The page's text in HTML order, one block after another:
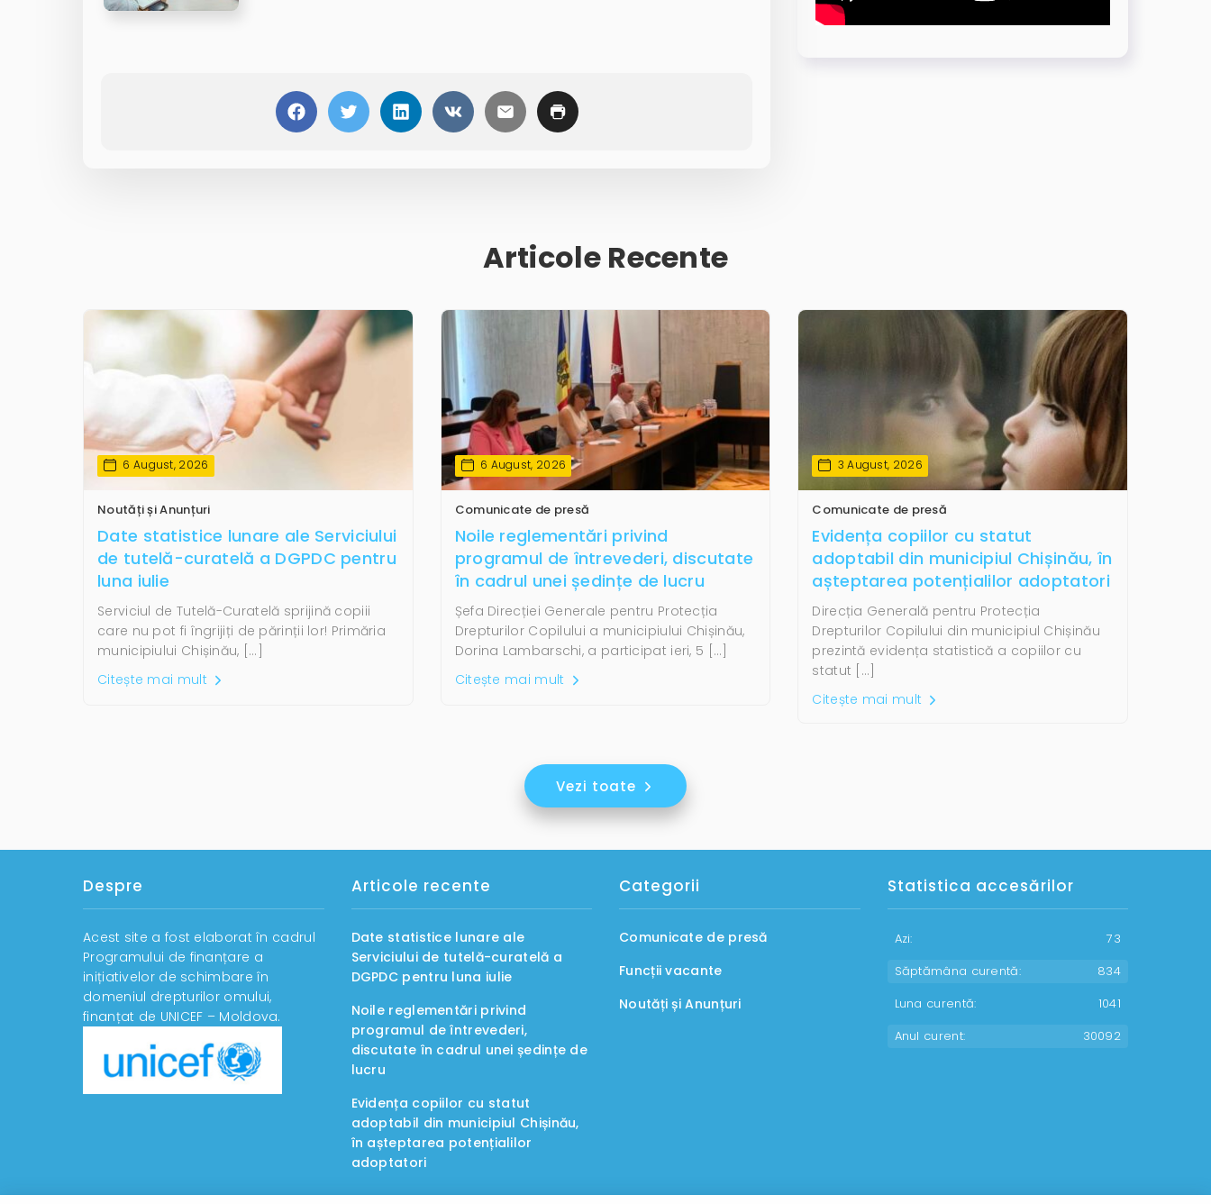
Articole Recente
6 August, 2026
Noutăți și Anunțuri
Date statistice lunare ale Serviciului
de tutelă-curatelă a DGPDC pentru
luna iulie
Serviciul de Tutelă-Curatelă sprijină copiii
care nu pot fi îngrijiți de părinții lor! Primăria
municipiului Chișinău, […]
Citește mai mult
6 August, 2026
Comunicate de presă
Noile reglementări privind
programul de întrevederi, discutate
în cadrul unei ședințe de lucru
Șefa Direcției Generale pentru Protecția
Drepturilor Copilului a municipiului Chișinău,
Dorina Lambarschi, a participat ieri, 5 […]
Citește mai mult
3 August, 2026
Comunicate de presă
Evidența copiilor cu statut
adoptabil din municipiul Chișinău, în
așteptarea potențialilor adoptatori
Direcția Generală pentru Protecția
Drepturilor Copilului din municipiul Chișinău
prezintă evidența statistică a copiilor cu
statut […]
Citește mai mult
Vezi toate
Despre
Acest site a fost elaborat în cadrul
Programului de finanțare a
inițiativelor de schimbare în
domeniul drepturilor omului,
finanțat de UNICEF – Moldova.
Articole recente
Date statistice lunare ale
Serviciului de tutelă-curatelă a
DGPDC pentru luna iulie
Noile reglementări privind
programul de întrevederi,
discutate în cadrul unei ședințe de
lucru
Evidența copiilor cu statut
adoptabil din municipiul Chișinău,
în așteptarea potențialilor
adoptatori
Categorii
Comunicate de presă
Funcții vacante
Noutăți și Anunțuri
Statistica accesărilor
Azi:
73
Săptămâna curentă:
834
Luna curentă:
1041
Anul curent:
30092